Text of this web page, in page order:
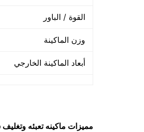
القوة / الباور
وزن الماكينة
أبعاد الماكينة الخارجي
مميزات ماكينه تعبئه